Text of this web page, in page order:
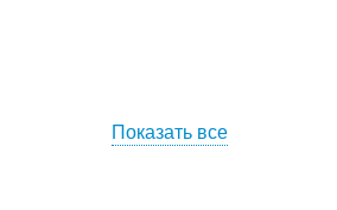
Показать все